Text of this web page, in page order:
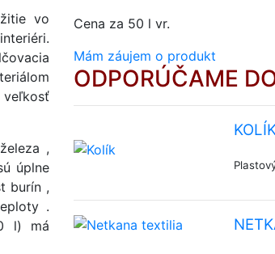
vo
veľkosť
,
úplne
burín ,
.
l) má
Cena za 50 l vr.
Mám záujem o produkt
ODPORÚČAME